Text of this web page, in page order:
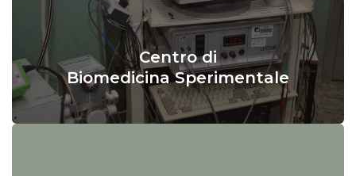
Centro di
Biomedicina Sperimentale